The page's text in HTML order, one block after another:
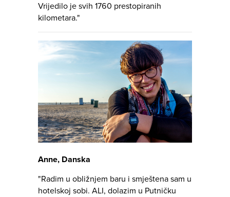
Vrijedilo je svih 1760 prestopiranih
kilometara."
Anne, Danska
"Radim u obližnjem baru i smještena sam u
hotelskoj sobi. ALI, dolazim u Putničku